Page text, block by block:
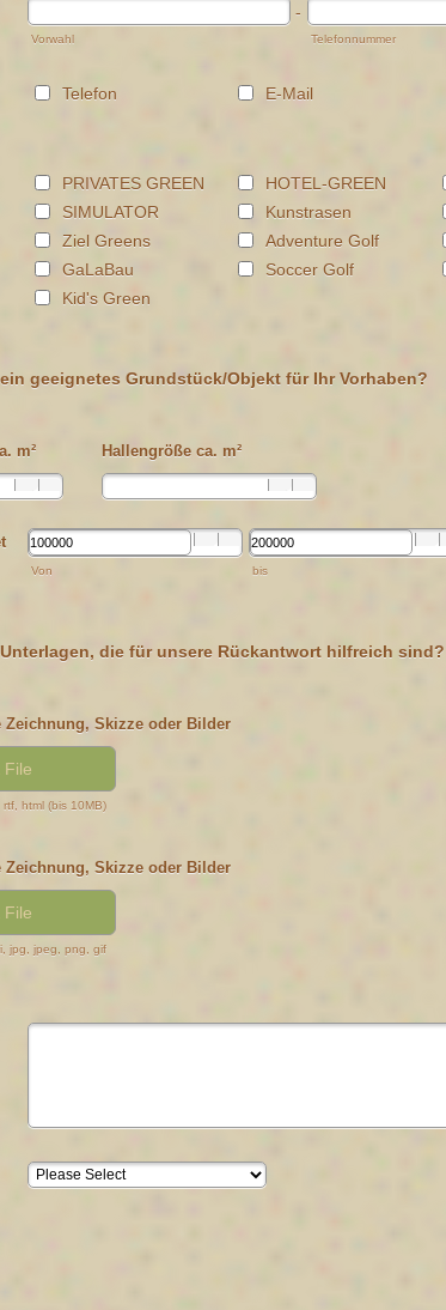
-
Vorwahl Telefonnummer
Telefon E-Mail
PRIVATES GREEN HOTEL-GREEN
SIMULATOR
Kunstrasen
Ziel Greens
Adventure Golf
GaLaBau
Soccer Golf
Kid's Green
geeignetes Grundstück/Objekt für Ihr Vorhaben?
m² Hallengröße ca. m²
Von bis
die für unsere Rückantwort hilfreich sind?
Zeichnung, Skizze oder Bilder
File
html (bis 10MB)
Zeichnung, Skizze oder Bilder
File
jpg, jpeg, png, gif